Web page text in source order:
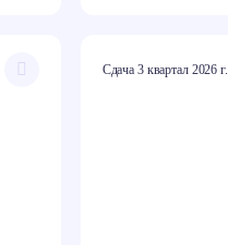
Сдача 3 квартал 2026 г.